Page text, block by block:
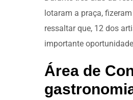
lotaram a praça,
ressaltar que, 12 dos
importante
Área de